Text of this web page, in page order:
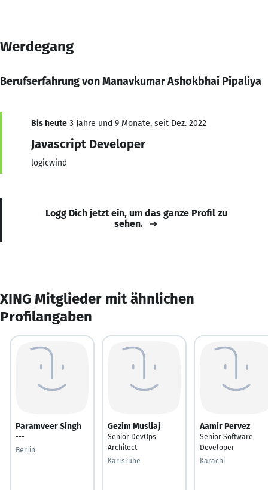
Werdegang
Berufserfahrung von Manavkumar Ashokbhai Pipaliya
Bis heute 3 Jahre und 9 Monate, seit Dez. 2022
Javascript Developer
logicwind
Logg Dich jetzt ein, um das ganze Profil zu
sehen.
XING Mitglieder mit ähnlichen
Profilangaben
Paramveer Singh
---
Berlin
Gezim Musliaj
Senior DevOps
Architect
Karlsruhe
Aamir Pervez
Senior Software
Developer
Karachi